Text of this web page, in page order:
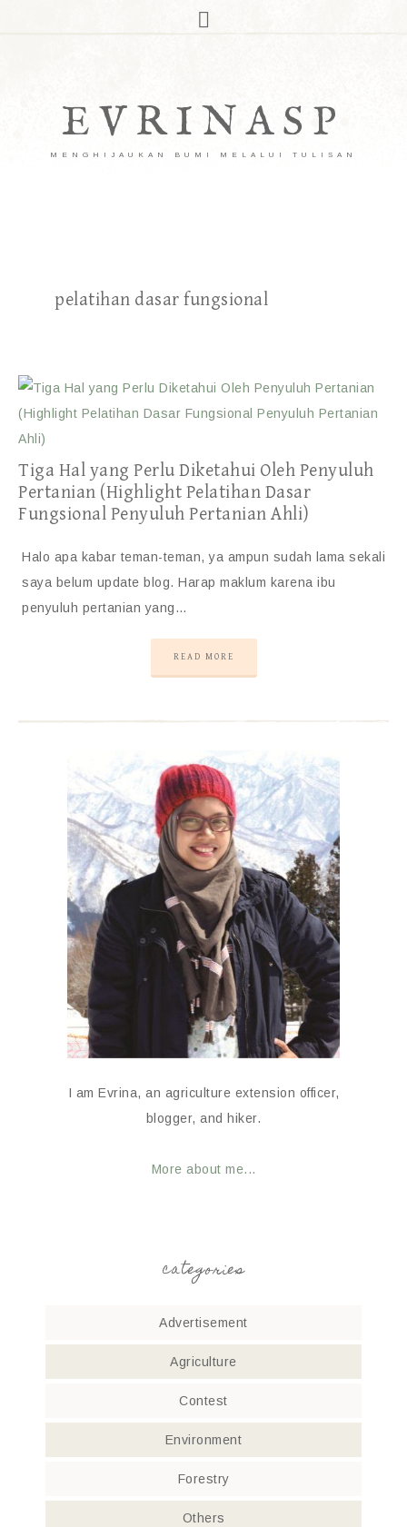
EVRINASP
MENGHIJAUKAN BUMI MELALUI TULISAN
pelatihan dasar fungsional
Tiga Hal yang Perlu Diketahui Oleh Penyuluh
Pertanian (Highlight Pelatihan Dasar
Fungsional Penyuluh Pertanian Ahli)
Halo apa kabar teman-teman, ya ampun sudah lama sekali
saya belum update blog. Harap maklum karena ibu
penyuluh pertanian yang…
READ MORE
I am Evrina, an agriculture extension officer,
blogger, and hiker.
More about me...
categories
Advertisement
Agriculture
Contest
Environment
Forestry
Others